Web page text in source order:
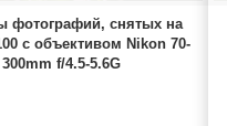
фотографий, снятых на
с объективом Nikon 70-
300mm f/4.5-5.6G